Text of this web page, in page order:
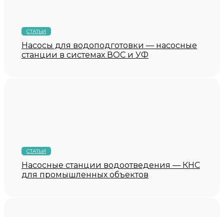
СТАТЬИ
Насосы для водоподготовки — насосные
станции в системах ВОС и УФ
СТАТЬИ
Насосные станции водоотведения — КНС
для промышленных объектов